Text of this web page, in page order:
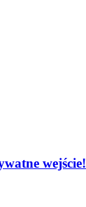
wejście!